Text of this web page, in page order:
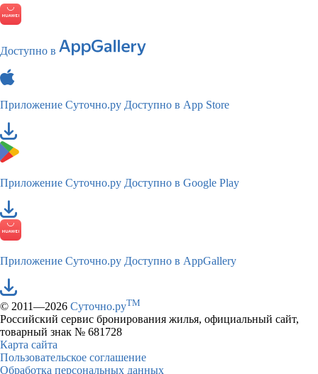
Доступно в
Приложение Суточно.ру Доступно в App Store
Приложение Суточно.ру Доступно в Google Play
Приложение Суточно.ру Доступно в AppGallery
© 2011—2026 Суточно.руTM
Российский сервис бронирования жилья, официальный сайт,
товарный знак № 681728
Карта сайта
Пользовательское соглашение
Обработка персональных данных